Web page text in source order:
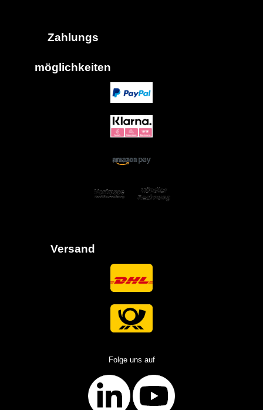
Zahlungs
möglichkeiten
Versand
Folge uns auf